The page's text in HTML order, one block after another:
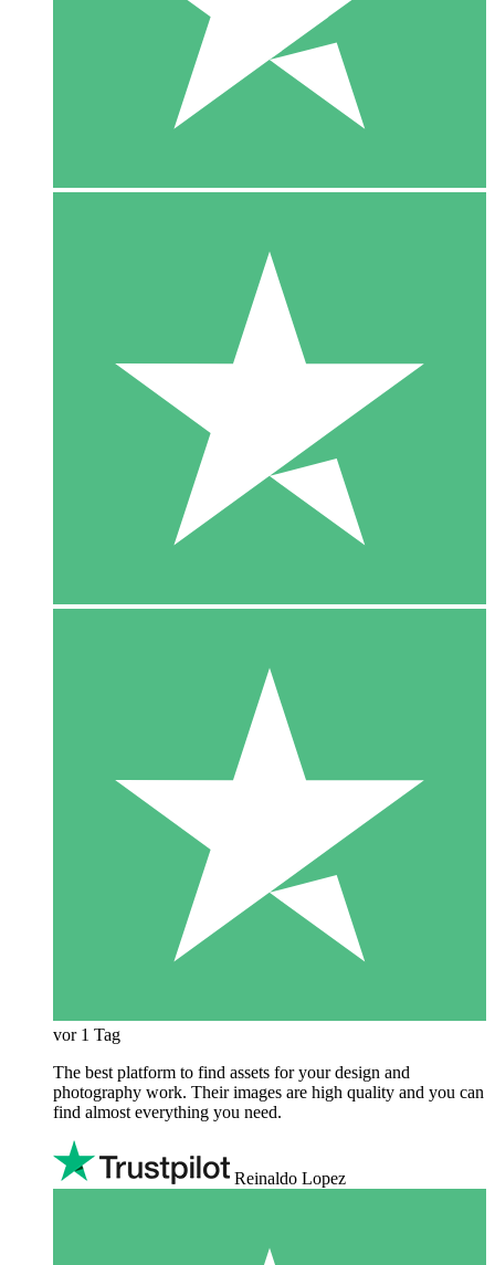
vor 1 Tag
The best platform to find assets for your design and
photography work. Their images are high quality and you can
find almost everything you need.
Reinaldo Lopez